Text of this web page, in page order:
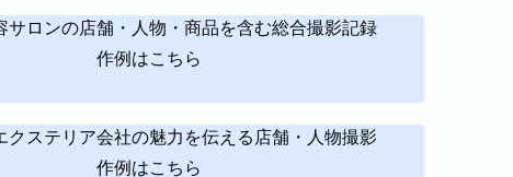
久留米市 北九州市門司区 八女市
作例はこちら
作例はこちら